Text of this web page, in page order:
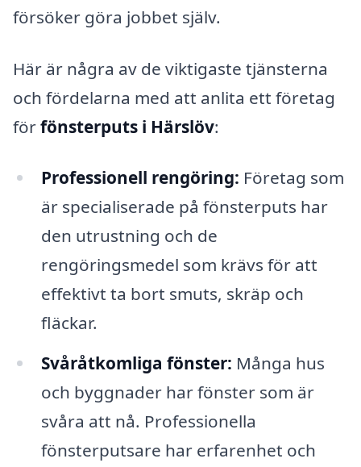
försöker göra jobbet själv.
Här är några av de viktigaste tjänsterna
och fördelarna med att anlita ett företag
förfönsterputs i Härslöv:
Professionell rengöring: Företag som
är specialiserade på fönsterputs har
den utrustning och de
rengöringsmedel som krävs för att
effektivt ta bort smuts, skräp och
fläckar.
Svåråtkomliga fönster: Många hus
och byggnader har fönster som är
svåra att nå. Professionella
fönsterputsare har erfarenhet och